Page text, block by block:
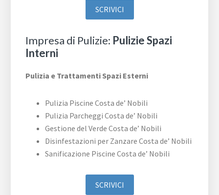
SCRIVICI
Impresa di Pulizie: Pulizie Spazi
Interni
Pulizia e Trattamenti Spazi Esterni
Pulizia Piscine Costa de’ Nobili
Pulizia Parcheggi Costa de’ Nobili
Gestione del Verde Costa de’ Nobili
Disinfestazioni per Zanzare Costa de’ Nobili
Sanificazione Piscine Costa de’ Nobili
SCRIVICI